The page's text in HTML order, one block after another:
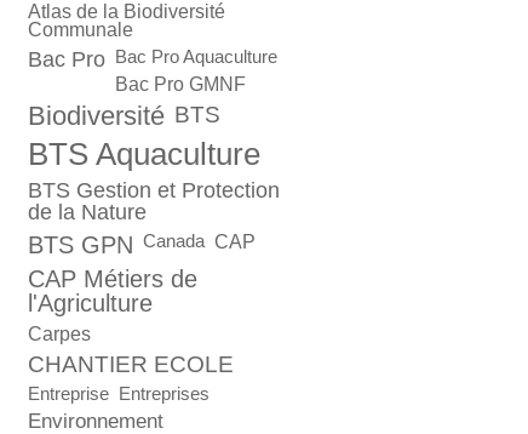
Atlas de la Biodiversité
Communale
Bac Pro Bac Pro Aquaculture
Bac Pro GMNF
Biodiversité BTS
BTS Aquaculture
BTS Gestion et Protection
de la Nature
BTS GPN Canada CAP
CAP Métiers de
l'Agriculture
Carpes
CHANTIER ECOLE
Entreprise Entreprises
Environnement